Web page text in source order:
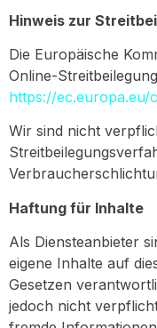
Hinweis zur
Die Europäische
Online-
https://ec.europa.eu/
Wir sind nicht
Haftung für Inhalte
Als Diensteanbieter
eigene Inhalte auf
Gesetzen
jedoch nicht